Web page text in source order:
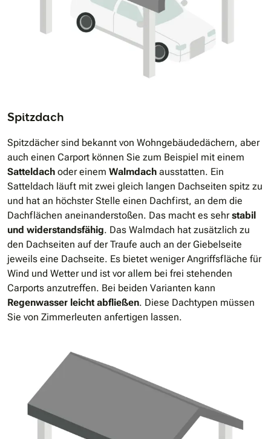
Spitzdach
Spitzdächer sind bekannt von Wohngebäudedächern, aber
auch einen Carport können Sie zum Beispiel mit einem
Satteldach oder einem Walmdach ausstatten. Ein
Satteldach läuft mit zwei gleich langen Dachseiten spitz zu
und hat an höchster Stelle einen Dachfirst, an dem die
Dachflächen aneinanderstoßen. Das macht es sehrstabil
und widerstandsfähig. Das Walmdach hat zusätzlich zu
den Dachseiten auf der Traufe auch an der Giebelseite
jeweils eine Dachseite. Es bietet weniger Angriffsfläche für
Wind und Wetter und ist vor allem bei frei stehenden
Carports anzutreffen. Bei beiden Varianten kann
Regenwasser leicht abfließen. Diese Dachtypen müssen
Sie von Zimmerleuten anfertigen lassen.